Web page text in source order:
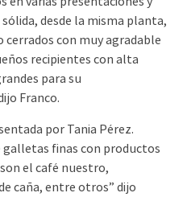
desde la misma planta,
cerrados con muy agradable
recipientes con alta
para su
Franco.
por Tania Pérez.
galletas finas con productos
el café nuestro,
caña, entre otros” dijo